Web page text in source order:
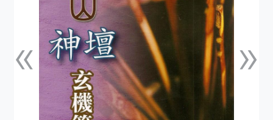
«上一張 »下一